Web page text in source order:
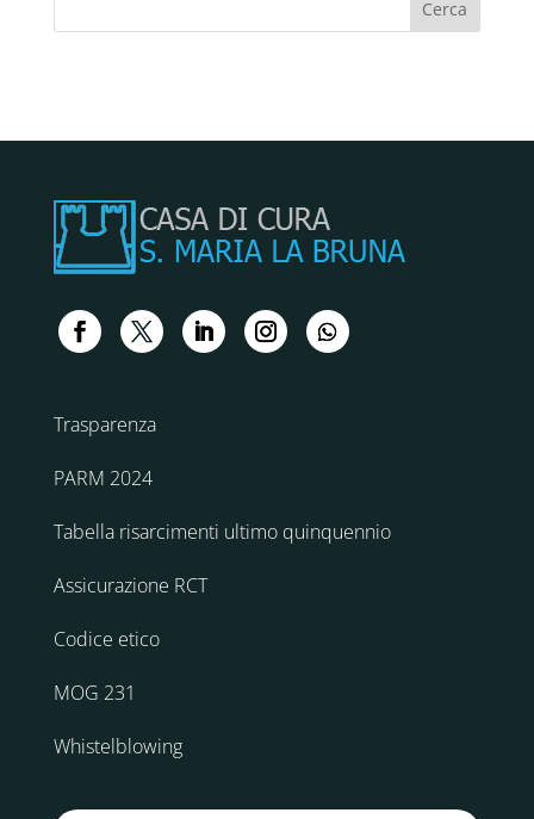
Trasparenza
PARM 2024
Tabella risarcimenti ultimo quinquennio
Assicurazione RCT
Codice etico
MOG 231
Whistelblowing